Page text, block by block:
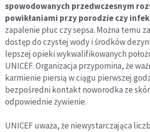
spowodowanych przedwczesnym
powikłaniami przy porodzie czy
zapalenie płuc czy sepsa. Można temu
dostęp do czystej wody i środków
lepszej opieki wykwalifikowanych
UNICEF. Organizacja przypomina, że
karmienie piersią w ciągu pierwszej
bezpośredni kontakt noworodka ze
odpowiednie żywienie.
UNICEF uważa, że niewystarczająca